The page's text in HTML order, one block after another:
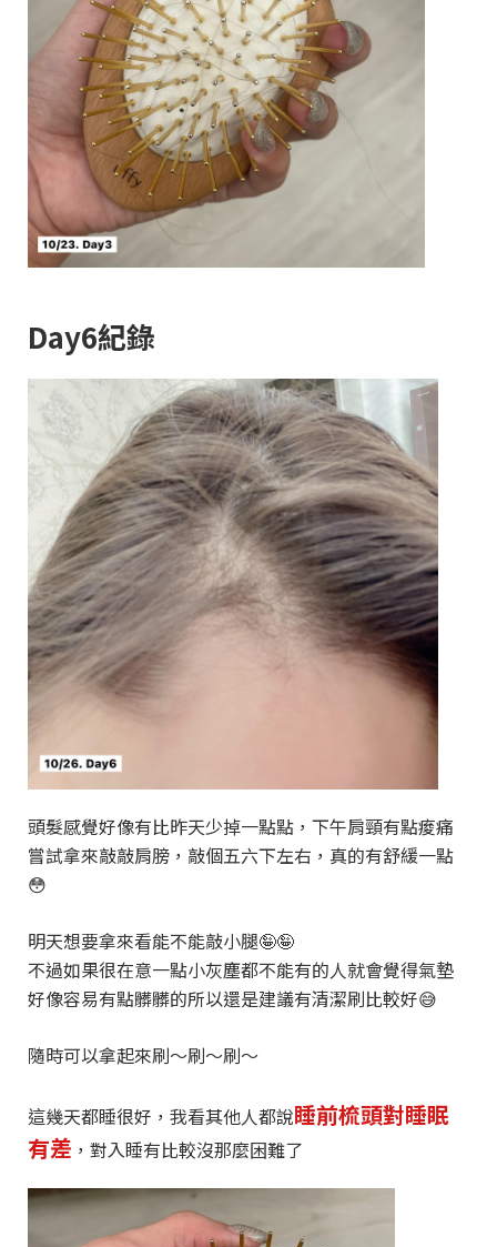
Day6紀錄
頭髮感覺好像有比昨天少掉一點點，下午肩頸有點痠痛
嘗試拿來敲敲肩膀，敲個五六下左右，真的有舒緩一點
😳
明天想要拿來看能不能敲小腿🤪🤪
不過如果很在意一點小灰塵都不能有的人就會覺得氣墊
好像容易有點髒髒的所以還是建議有清潔刷比較好😅
隨時可以拿起來刷～刷～刷～
這幾天都睡很好，我看其他人都說睡前梳頭對睡眠
有差 ，對入睡有比較沒那麼困難了